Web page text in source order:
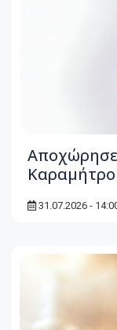
31.07.2026 -